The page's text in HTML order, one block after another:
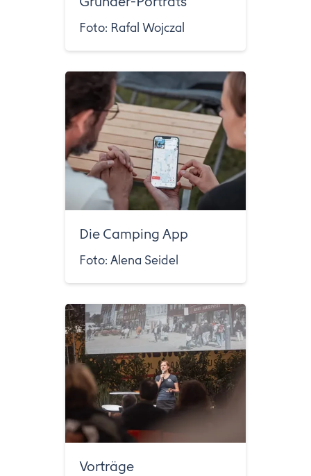
Foto: Rafal Wojczal
Die Camping App
Foto: Alena Seidel
Vorträge